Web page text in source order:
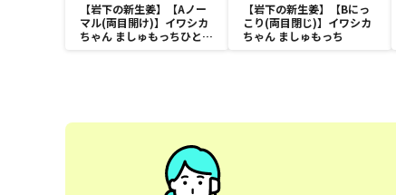
【岩下の新生姜】【Aノー
マル(両目開け)】イワシカ
ちゃん ましゅもっちひとく
【岩下の新生姜】【Bにっ
こり(両目閉じ)】イワシカ
ちゃん ましゅもっち